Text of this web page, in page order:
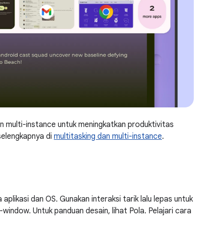
multi-instance untuk meningkatkan produktivitas
di multitasking dan multi-instance.
dan OS. Gunakan interaksi tarik lalu lepas untuk
Untuk panduan desain, lihat Pola. Pelajari cara